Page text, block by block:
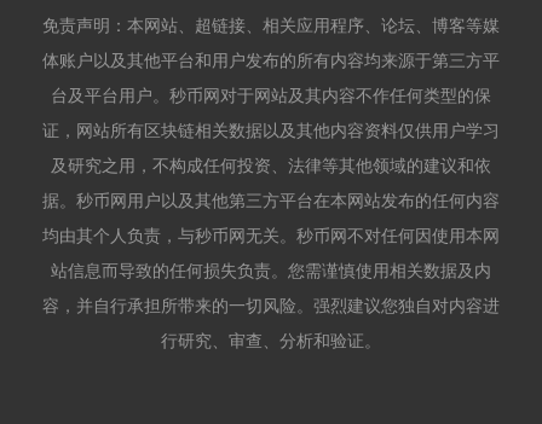
免责声明：本网站、超链接、相关应用程序、论坛、博客等媒
体账户以及其他平台和用户发布的所有内容均来源于第三方平
台及平台用户。秒币网对于网站及其内容不作任何类型的保
证，网站所有区块链相关数据以及其他内容资料仅供用户学习
及研究之用，不构成任何投资、法律等其他领域的建议和依
据。秒币网用户以及其他第三方平台在本网站发布的任何内容
均由其个人负责，与秒币网无关。秒币网不对任何因使用本网
站信息而导致的任何损失负责。您需谨慎使用相关数据及内
容，并自行承担所带来的一切风险。强烈建议您独自对内容进
行研究、审查、分析和验证。